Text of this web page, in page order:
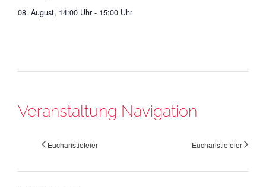
08. August, 14:00 Uhr - 15:00 Uhr
Veranstaltung Navigation
Eucharistiefeier Eucharistiefeier